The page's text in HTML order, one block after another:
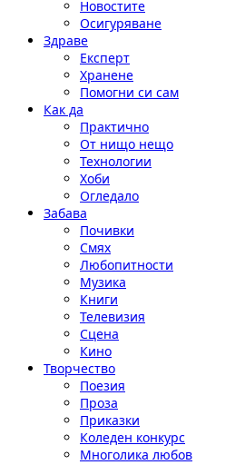
Новостите
Осигуряване
Здраве
Експерт
Хранене
Помогни си сам
Как да
Практично
От нищо нещо
Технологии
Хоби
Огледало
Забава
Почивки
Смях
Любопитности
Музика
Книги
Телевизия
Сцена
Кино
Творчество
Поезия
Проза
Приказки
Коледен конкурс
Многолика любов